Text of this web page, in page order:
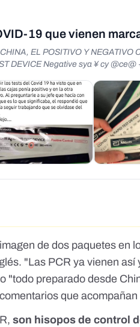
19 que vienen
EL POSITIVO Y
DEVICE Negative sya ¥ cy
de dos paquetes en
"Las PCR ya vienen
"todo preparado desde
que
son hisopos de control